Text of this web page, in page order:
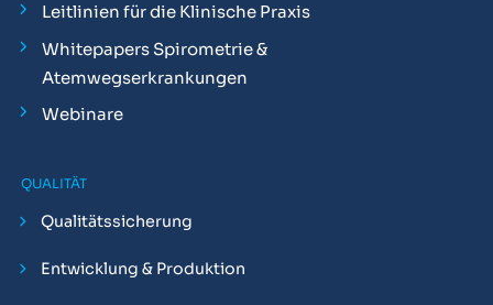
Leitlinien für die Klinische Praxis
Whitepapers Spirometrie &
Atemwegserkrankungen
Webinare
QUALITÄT
Qualitätssicherung
Entwicklung & Produktion